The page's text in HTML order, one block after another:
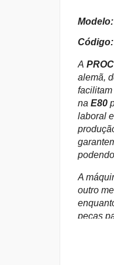
Modelo:
Código:
A
alemã,
na E80
laboral
A
outro
peças